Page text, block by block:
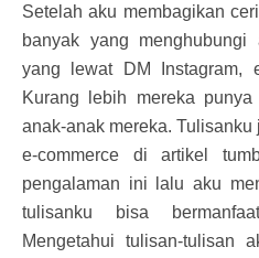
Setelah aku membagikan
banyak yang
yang lewat DM Instagram,
Kurang lebih mereka
anak-anak mereka.
e-commerce di artikel
pengalaman ini lalu aku
tulisanku bisa
Mengetahui tulisan-tulisan